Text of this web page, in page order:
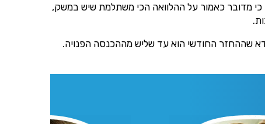
כי מדובר כאמור על ההלוואה הכי משתלמת שיש במשק,
שההחזר החודשי הוא עד שליש מההכנסה הפנויה.